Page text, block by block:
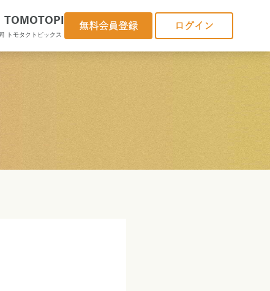
TOMOTOPI
トモタクトピックス
無料会員登録 ログイン